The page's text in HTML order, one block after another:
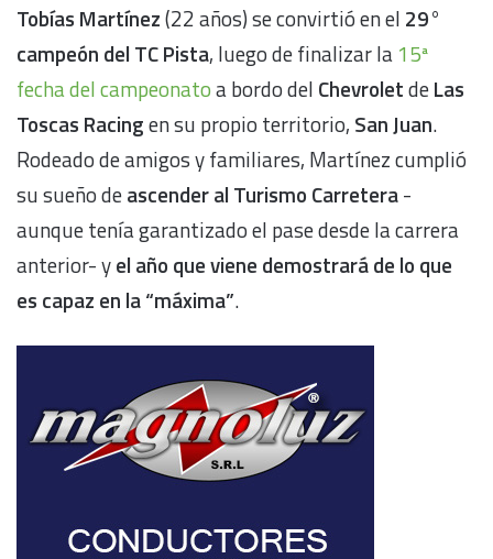
Tobías Martínez(22 años) se convirtió en el 29°
campeón del TC Pista, luego de finalizar la 15ª
fecha del campeonatoa bordo del ChevroletdeLas
Toscas Racingen su propio territorio, San Juan.
Rodeado de amigos y familiares, Martínez cumplió
su sueño deascender al Turismo Carretera-
aunque tenía garantizado el pase desde la carrera
anterior- yel año que viene demostrará de lo que
es capaz en la “máxima”.